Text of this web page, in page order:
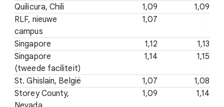
Quilicura, Chili 1,09
1,09
RLF, nieuwe
campus
1,07
Singapore 1,12
1,13
Singapore
(tweede faciliteit)
1,14 1,15
St. Ghislain, België 1,07
1,08
Storey County,
1,09 1,14